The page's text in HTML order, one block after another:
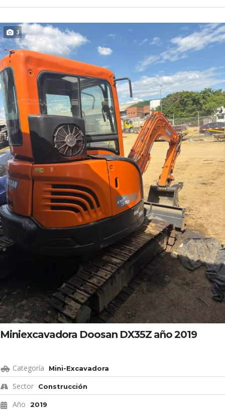
3
Miniexcavadora Doosan DX35Z año 2019
Categoría Mini-Excavadora
Sector Construcción
Año 2019